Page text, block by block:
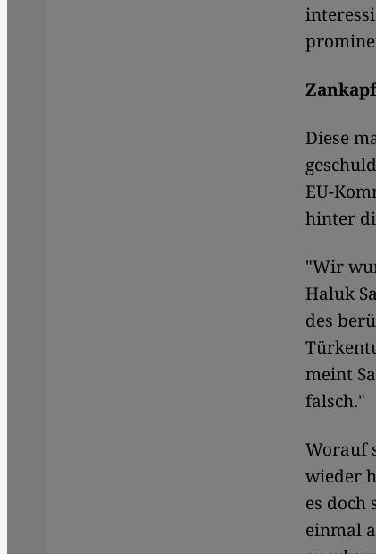
Diese
EU-
hinter
"Wir
Haluk
des
meint
falsch."
Worauf
wieder
es doch
einmal